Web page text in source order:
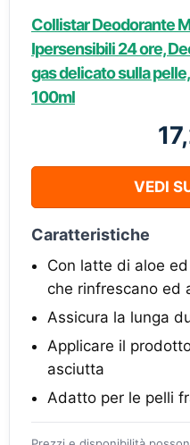
Collistar Deodorante
Ipersensibili 24 ore,
gas delicato sulla
100ml
VEDI
Caratteristiche
Con latte di aloe
che rinfrescano ed
Assicura la lunga
Applicare il
asciutta
Adatto per le pelli